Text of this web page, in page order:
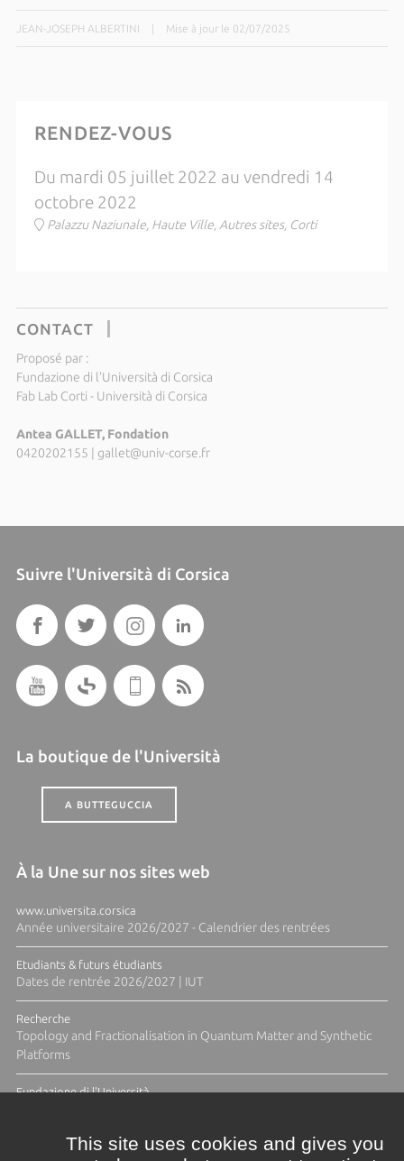
JEAN-JOSEPH ALBERTINI Mise à jour le 02/07/2025
RENDEZ-VOUS
Du mardi 05 juillet 2022 au vendredi 14
octobre 2022
Palazzu Naziunale, Haute Ville, Autres sites, Corti
CONTACT
Proposé par :
Fundazione di l'Università di Corsica
Fab Lab Corti - Università di Corsica
Antea GALLET, Fondation
0420202155 | gallet@univ-corse.fr
Suivre l'Università di Corsica
La boutique de l'Università
A BUTTEGUCCIA
À la Une sur nos sites web
www.universita.corsica
Année universitaire 2026/2027 - Calendrier des rentrées
Etudiants & futurs étudiants
Dates de rentrée 2026/2027 | IUT
Recherche
Topology and Fractionalisation in Quantum Matter and Synthetic
Platforms
Fundazione di l'Università
This site uses cookies and gives you